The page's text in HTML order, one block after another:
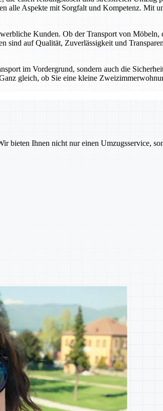
alle Aspekte mit Sorgfalt und Kompetenz. Mit
Kunden. Ob der Transport von
auf Qualität, Zuverlässigkeit und
im Vordergrund, sondern auch die
gleich, ob Sie eine kleine
bieten Ihnen nicht nur einen Umzugsservice,